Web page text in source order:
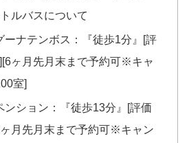
ルバスについて
ーナテンボス：『徒歩1分』[評
ヶ月先月末まで予約可※キャ
室]
ンション：『徒歩13分』[評価
月先月末まで予約可※キャン